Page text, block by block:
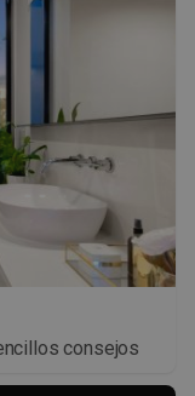
consejos